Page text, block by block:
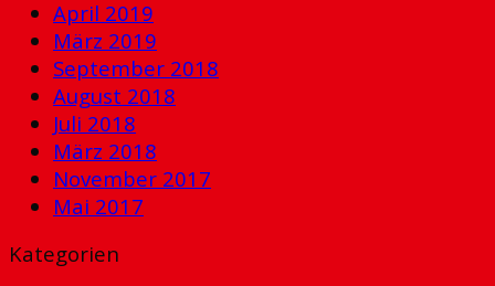
April 2019
März 2019
September 2018
August 2018
Juli 2018
März 2018
November 2017
Mai 2017
Kategorien